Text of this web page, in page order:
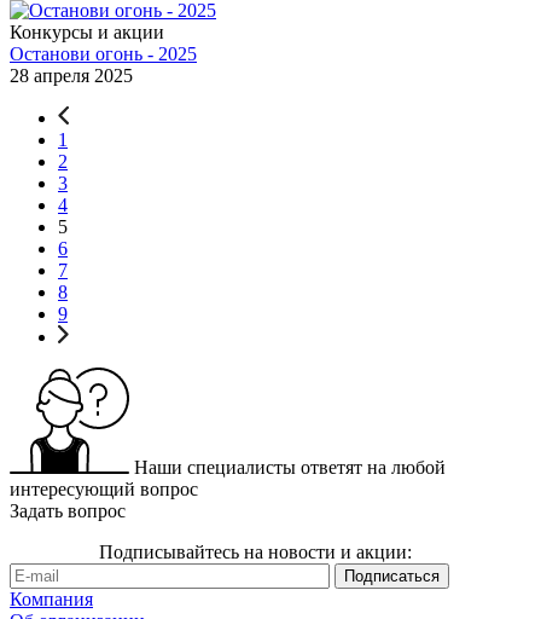
Конкурсы и акции
Останови огонь - 2025
28 апреля 2025
1
2
3
4
5
6
7
8
9
Наши специалисты ответят на любой
интересующий вопрос
Задать вопрос
Подписывайтесь на новости и акции:
Компания